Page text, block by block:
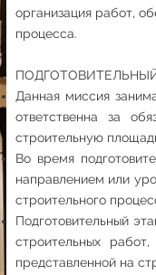
организация работ,
процесса.
Данная миссия
ответственна за
строительную
Во время
направлением или
строительного
Подготовительный
строительных
представленной на